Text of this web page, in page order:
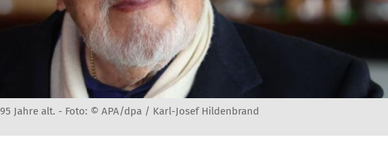
Jahre alt. - Foto: © APA/dpa / Karl-Josef Hildenbrand